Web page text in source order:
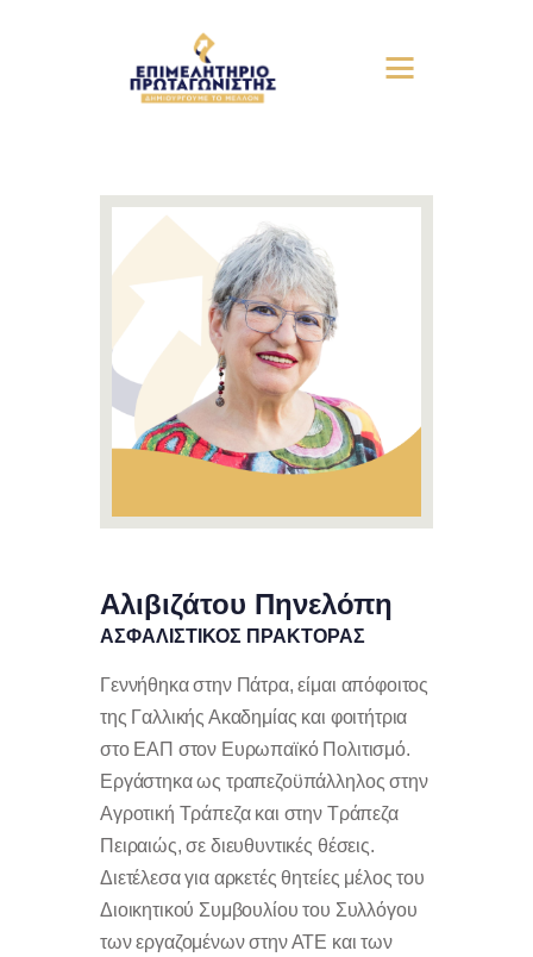
Αλιβιζάτου Πηνελόπη
ΑΣΦΑΛΙΣΤΙΚΟΣ ΠΡΑΚΤΟΡΑΣ
Γεννήθηκα στην Πάτρα, είμαι απόφοιτος
της Γαλλικής Ακαδημίας και φοιτήτρια
στο ΕΑΠ στον Ευρωπαϊκό Πολιτισμό.
Εργάστηκα ως τραπεζοϋπάλληλος στην
Αγροτική Τράπεζα και στην Τράπεζα
Πειραιώς, σε διευθυντικές θέσεις.
Διετέλεσα για αρκετές θητείες μέλος του
Διοικητικού Συμβουλίου του Συλλόγου
των εργαζομένων στην ΑΤΕ και των